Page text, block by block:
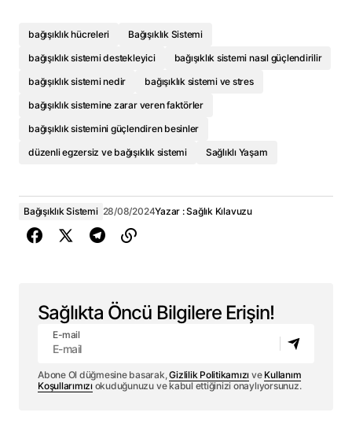
bağışıklık hücreleri
Bağışıklık Sistemi
bağışıklık sistemi destekleyici
bağışıklık sistemi nasıl güçlendirilir
bağışıklık sistemi nedir
bağışıklık sistemi ve stres
bağışıklık sistemine zarar veren faktörler
bağışıklık sistemini güçlendiren besinler
düzenli egzersiz ve bağışıklık sistemi
Sağlıklı Yaşam
Bağışıklık Sistemi 28/08/2024Yazar :Sağlık Kılavuzu
Sağlıkta Öncü Bilgilere Erişin!
E-mail
Abone Ol düğmesine basarak,Gizlilik Politikamızı ve Kullanım
Koşullarımızıokuduğunuzu ve kabul ettiğinizi onaylıyorsunuz.